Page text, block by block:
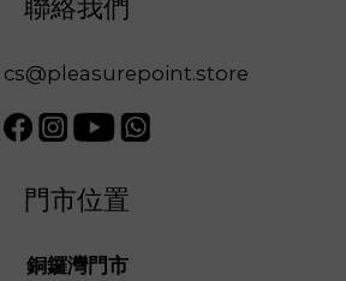
聯絡我們
cs@pleasurepoint.store
門市位置
銅鑼灣門市